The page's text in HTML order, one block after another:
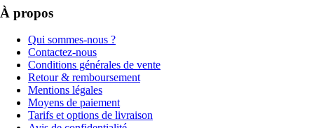
À propos
Qui sommes-nous ?
Contactez-nous
Conditions générales de vente
Retour & remboursement
Mentions légales
Moyens de paiement
Tarifs et options de livraison